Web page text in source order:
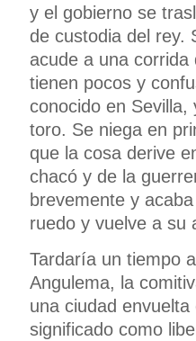
y el gobierno se
de custodia del rey.
acude a una
tienen pocos y
conocido en
toro. Se niega en
que la cosa derive
chacó y de la
brevemente y
ruedo y vuelve a su
Tardaría un tiempo
Angulema, la
una ciudad
significado como